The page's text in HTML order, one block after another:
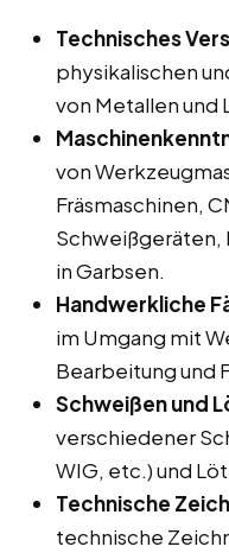
Technisches
physikalischen
von Metallen und
von
Fräsmaschinen,
Schweißgeräten,
in Garbsen.
Handwerkliche
im Umgang mit
Bearbeitung und
Schweißen und
verschiedener
WIG, etc.) und
Technische
technische